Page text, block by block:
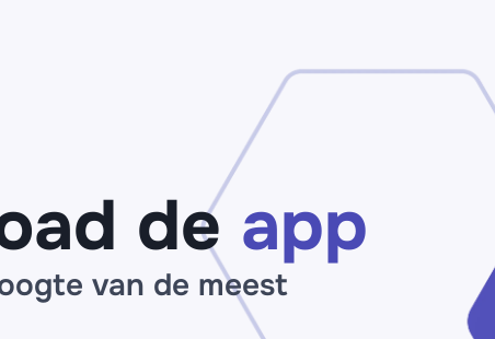
de app
van de meest